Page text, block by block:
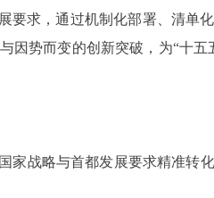
要求，通过机制化部署、清单化
因势而变的创新突破，为“十五
家战略与首都发展要求精准转